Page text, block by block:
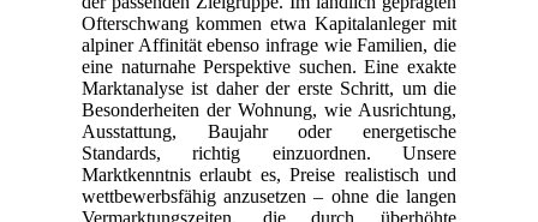
Ofterschwang kommen etwa Kapitalanleger mit
alpiner Affinität ebenso infrage wie Familien, die
eine naturnahe Perspektive suchen. Eine exakte
Marktanalyse ist daher der erste Schritt, um die
Besonderheiten der Wohnung, wie Ausrichtung,
Ausstattung, Baujahr oder energetische
Standards, richtig einzuordnen. Unsere
Marktkenntnis erlaubt es, Preise realistisch und
wettbewerbsfähig anzusetzen – ohne die langen
Vermarktungszeiten, die durch überhöhte